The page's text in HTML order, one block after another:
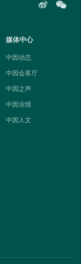
媒体中心
中因动态
中因会客厅
中因之声
中因业绩
中因人文